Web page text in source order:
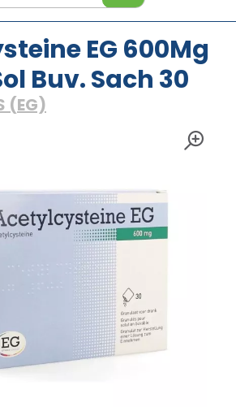
EG 600Mg
Buv. Sach 30
(EG)